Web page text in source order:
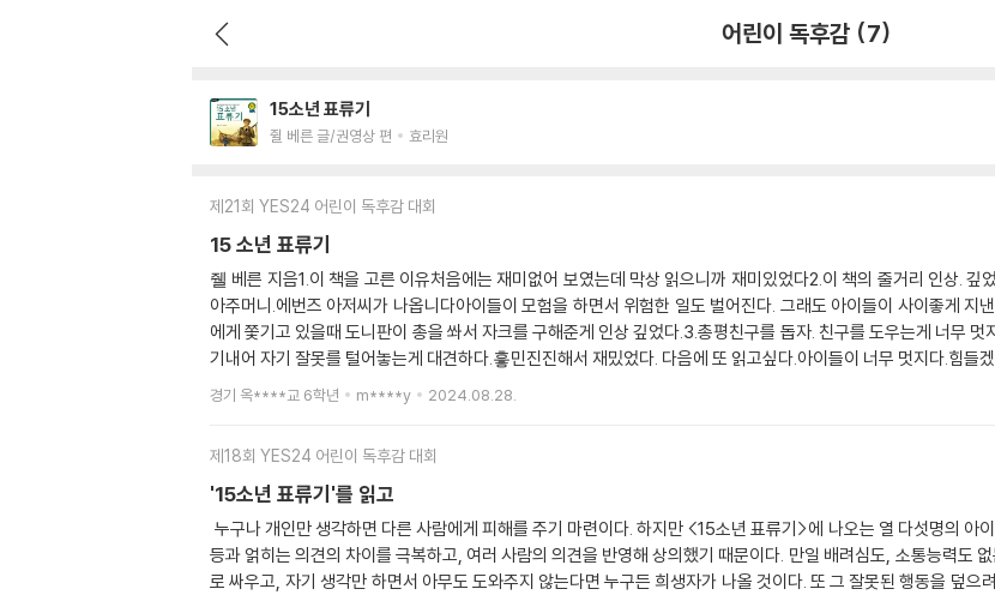
어린이 독후감 (7)
15소년 표류기
쥘 베른 글/권영상 편 효리원
제21회 YES24 어린이 독후감 대회
15 소년 표류기
줼 베른 지음1.이 책을 고른 이유처음에는 재미없어 보였는데 막상 읽으니까 재미있었다2.이 책의 줄거리 인상. 깊
아주머니.에번즈 아저씨가 나옵니다아이들이 모험을 하면서 위험한 일도 벌어진다. 그래도 아이들이 사이좋게 지
에게 쫓기고 있을때 도니판이 총을 쏴서 자크를 구해준게 인상 깊었다.3.총평친구를 돕자. 친구를 도우는게 너무
기내어 자기 잘못를 털어놓는게 대견하다.흫민진진해서 재밌었다. 다음에 또 읽고싶다.아이들이 너무 멋지다.힘들
무 착하다.아이들이 너무 착하다.너무 재밌다.진짜 너무 재밌다.내가 만약 이런 상황에 처했다면?그래도 칭구들과
대로 말하지 못했을 것이다.내가 만약 브리앙 이라면? 자크에게 사실대로 말하라고 말했을 것이다. 도니판은 성격
이 책이 제일 재밌다. 위험한데 잘 다닌다.사람은 도우면서 살아야됀다.사람은 성실 해야한다. 음! 그래야 한다. 사람
경기 옥****교 6학년 m****y 2024.08.28.
제18회 YES24 어린이 독후감 대회
'15소년 표류기'를 읽고
누구나 개인만 생각하면 다른 사람에게 피해를 주기 마련이다. 하지만 <15소년 표류기>에 나오는 열 다섯명의 아
등과 얽히는 의견의 차이를 극복하고, 여러 사람의 의견을 반영해 상의했기 때문이다. 만일 배려심도, 소통능력도
로 싸우고, 자기 생각만 하면서 아무도 도와주지 않는다면 누구든 희생자가 나올 것이다. 또 그 잘못된 행동을 덮